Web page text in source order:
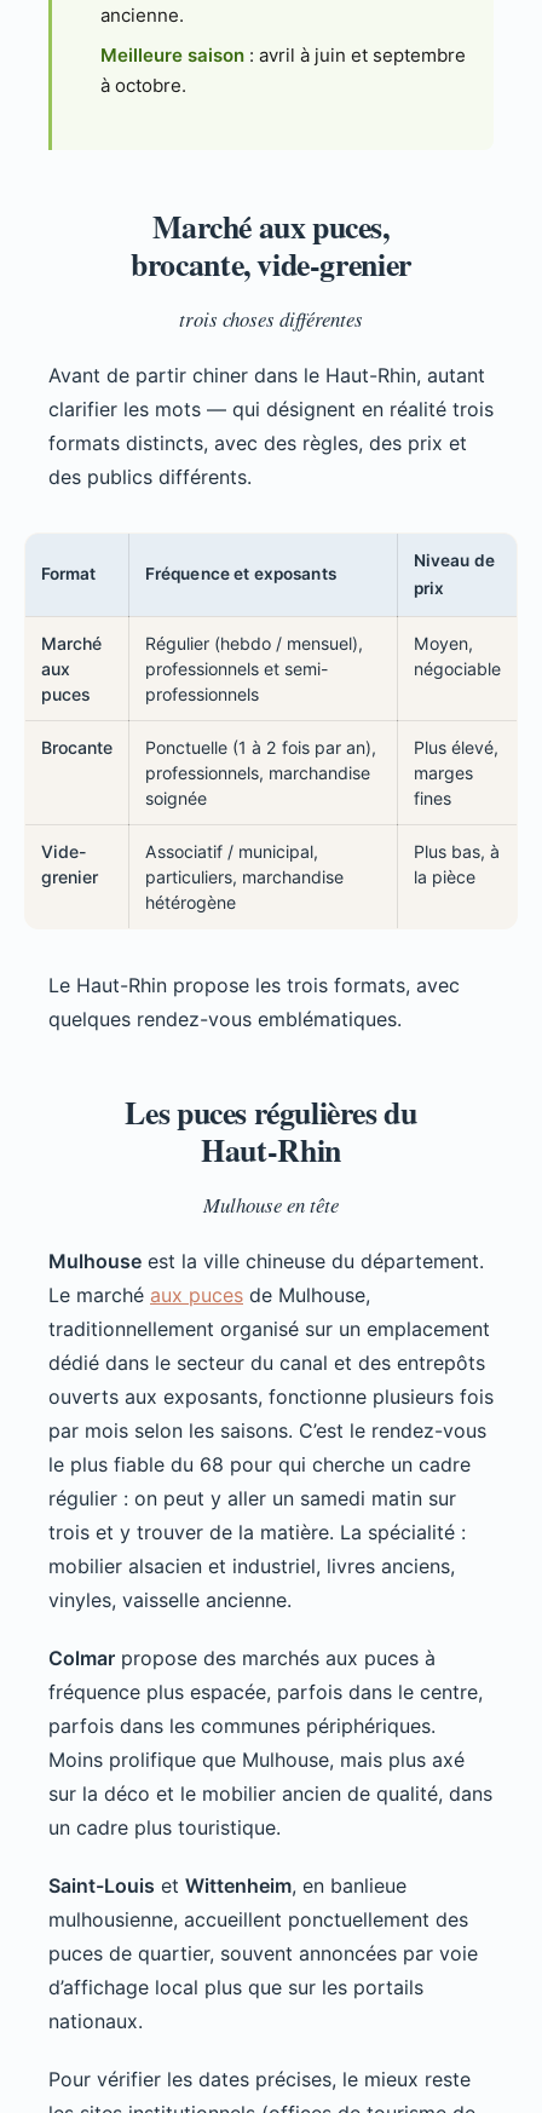
ancienne.
Meilleure saison : avril à juin et septembre
à octobre.
Marché aux puces,
brocante, vide-grenier
trois choses différentes
Avant de partir chiner dans le Haut-Rhin, autant
clarifier les mots — qui désignent en réalité trois
formats distincts, avec des règles, des prix et
des publics différents.
Format Fréquence et exposants
Niveau de
prix
Marché
aux
puces
Régulier (hebdo / mensuel),
professionnels et semi-
professionnels
Moyen,
négociable
Brocante
Ponctuelle (1 à 2 fois par an),
professionnels, marchandise
soignée
Plus élevé,
marges
fines
Vide-
grenier
Associatif / municipal,
particuliers, marchandise
hétérogène
Plus bas, à
la pièce
Le Haut-Rhin propose les trois formats, avec
quelques rendez-vous emblématiques.
Les puces régulières du
Haut-Rhin
Mulhouse en tête
Mulhouse est la ville chineuse du département.
Le marché aux puces de Mulhouse,
traditionnellement organisé sur un emplacement
dédié dans le secteur du canal et des entrepôts
ouverts aux exposants, fonctionne plusieurs fois
par mois selon les saisons. C’est le rendez-vous
le plus fiable du 68 pour qui cherche un cadre
régulier : on peut y aller un samedi matin sur
trois et y trouver de la matière. La spécialité :
mobilier alsacien et industriel, livres anciens,
vinyles, vaisselle ancienne.
Colmar propose des marchés aux puces à
fréquence plus espacée, parfois dans le centre,
parfois dans les communes périphériques.
Moins prolifique que Mulhouse, mais plus axé
sur la déco et le mobilier ancien de qualité, dans
un cadre plus touristique.
Saint-Louis et Wittenheim, en banlieue
mulhousienne, accueillent ponctuellement des
puces de quartier, souvent annoncées par voie
d’affichage local plus que sur les portails
nationaux.
Pour vérifier les dates précises, le mieux reste